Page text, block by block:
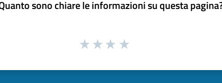
sono chiare le informazioni su questa